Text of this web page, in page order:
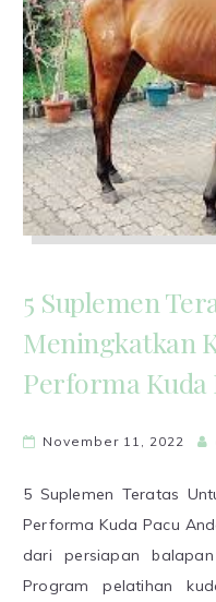
5 Suplemen
Meningkatkan
Performa Kuda
November 11, 2022
5 Suplemen Teratas
Performa Kuda Pacu
dari persiapan
Program pelatihan